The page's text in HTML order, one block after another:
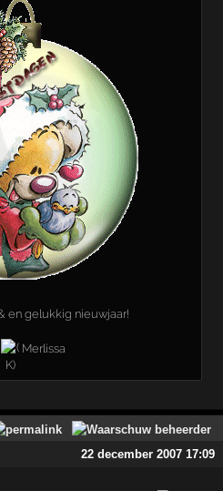
en gelukkig nieuwjaar!
Merlissa
22 december 2007 17:09